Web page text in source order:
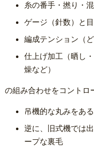
糸の番手・撚り・
ゲージ（針数）と
編成テンション（
仕上げ加工（晒し
燥など）
の組み合わせをコントロ
吊機的な丸みをあ
逆に、旧式機では
ープな裏毛